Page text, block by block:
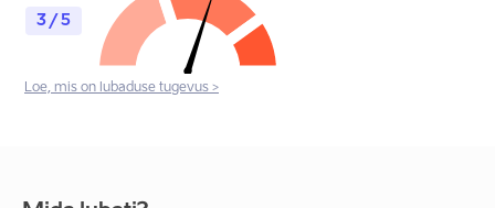
3 / 5
Loe, mis on lubaduse tugevus >